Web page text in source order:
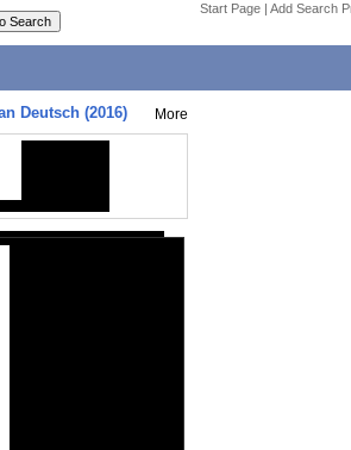
Start Page | Add Search
Deutsch (2016) More